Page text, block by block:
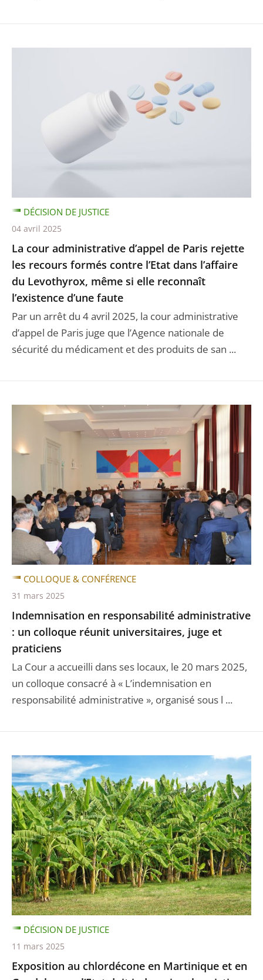
La cour administrative d’appel de Paris rejette
les recours formés contre l’Etat dans l’affaire
du Levothyrox, même si elle reconnaît
l’existence d’une faute
Par un arrêt du 4 avril 2025, la cour administrative
d’appel de Paris juge que l’Agence nationale de
sécurité du médicament et des produits de san ...
DÉCISION DE JUSTICE
04 avril 2025
Indemnisation en responsabilité administrative
: un colloque réunit universitaires, juge et
praticiens
La Cour a accueilli dans ses locaux, le 20 mars 2025,
un colloque consacré à « L’indemnisation en
responsabilité administrative », organisé sous l ...
COLLOQUE & CONFÉRENCE
31 mars 2025
Exposition au chlordécone en Martinique et en
DÉCISION DE JUSTICE
11 mars 2025